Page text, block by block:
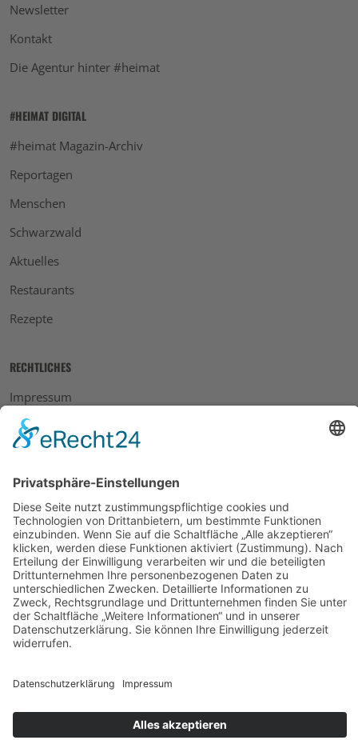
Newsletter
Kontakt
Die Agentur hinter #heimat
#HEIMAT DIGITAL
#heimat Magazin-Archiv
Reportagen
Menschen
Schwarzwald
Aktuelles
Restaurants
Rezepte
RECHTLICHES
Impressum
Datenschutz
Widerrufsbelehrung
Bankdaten
© 2026 Tietge GmbH, Wilhelmstraße 31, 77654 Offenburg – Alle Rechte
vorbehalten. *Preisangaben inkl. gesetzl. MwSt. und zzgl.